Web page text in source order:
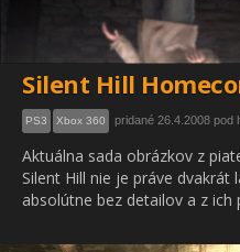
Silent Hill
PS3 Xbox 360 pridané 26.4.2008 pod
Aktuálna sada obrázkov z
Silent Hill nie je práve
absolútne bez detailov a z ich